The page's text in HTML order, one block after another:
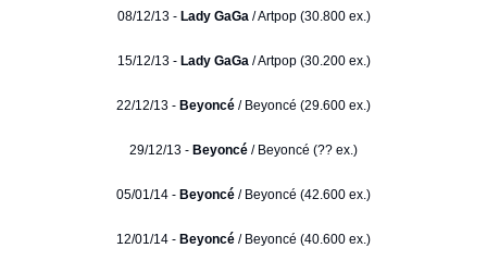
08/12/13 - Lady GaGa/ Artpop (30.800 ex.)
15/12/13 - Lady GaGa/ Artpop (30.200 ex.)
22/12/13 - Beyoncé / Beyoncé (29.600 ex.)
29/12/13 - Beyoncé / Beyoncé (?? ex.)
05/01/14 - Beyoncé / Beyoncé (42.600 ex.)
12/01/14 - Beyoncé / Beyoncé (40.600 ex.)